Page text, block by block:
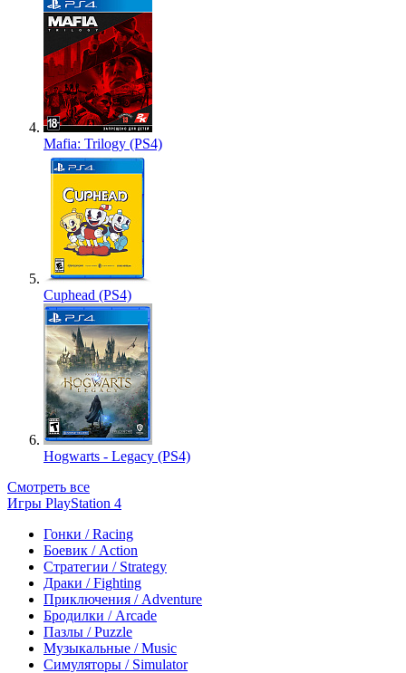
Mafia: Trilogy (PS4)
Cuphead (PS4)
Hogwarts - Legacy (PS4)
Смотреть все
Игры PlayStation 4
Гонки / Racing
Боевик / Action
Стратегии / Strategy
Драки / Fighting
Приключения / Adventure
Бродилки / Arcade
Пазлы / Puzzle
Музыкальные / Music
Симуляторы / Simulator